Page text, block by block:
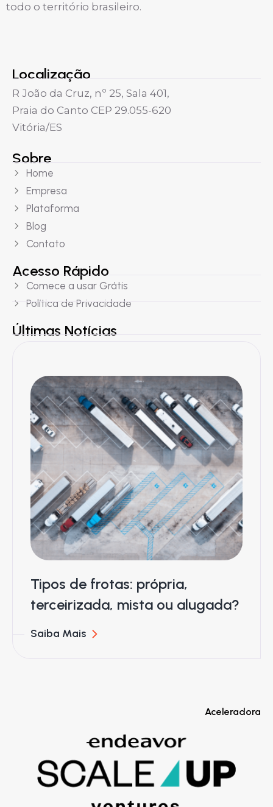
todo o território brasileiro.
Localização
R João da Cruz, nº 25, Sala 401,
Praia do Canto CEP 29.055-620
Vitória/ES
Sobre
Home
Empresa
Plataforma
Blog
Contato
Acesso Rápido
Comece a usar Grátis
Política de Privacidade
Últimas Notícias
Tipos de frotas: própria,
terceirizada, mista ou alugada?
Saiba Mais
Aceleradora